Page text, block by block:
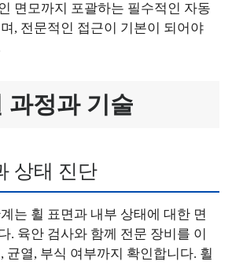
면모까지 포괄하는 필수적인 자동
, 전문적인 접근이 기본이 되어야
과정과 기술
상태 진단
는 휠 표면과 내부 상태에 대한 면
. 육안 검사와 함께 전문 장비를 이
균열, 부식 여부까지 확인합니다. 휠